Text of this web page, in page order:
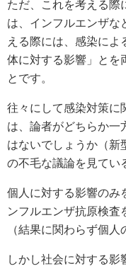
ただ、これを考える際
は、インフルエンザな
える際には、感染によ
体に対する影響」とを
とです。
往々にして感染対策に
は、論者がどちらか一
はないでしょうか（新
の不毛な議論を見てい
個人に対する影響のみ
ンフルエンザ抗原検査
（結果に関わらず個人
しかし社会に対する影